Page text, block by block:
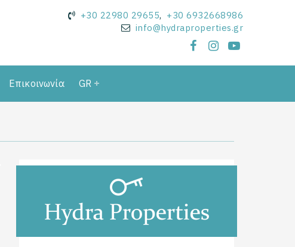
+30 22980 29655, +30 6932668986
info@hydraproperties.gr
Επικοινωνία GR